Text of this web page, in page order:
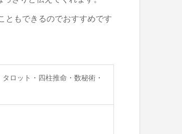
ともできるのでおすすめです
ロット・四柱推命・数秘術・